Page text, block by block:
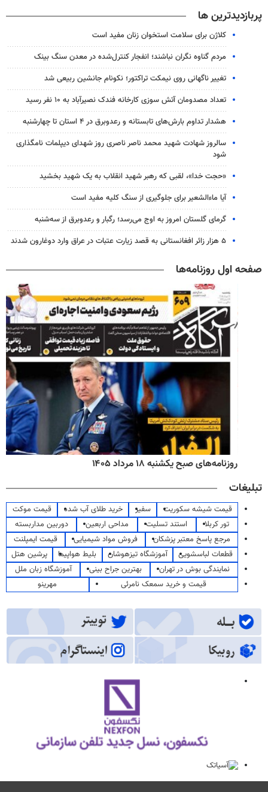
پربازدیدترین ها
کلاژن برای سلامت استخوان زنان مفید است
مردم گناوه نگران نباشند؛ انفجار کنترل‌شده در معدن سنگ بینک
تغییر ناگهانی روی نیمکت تراکتور؛ نکونام جانشین ربیعی شد
تعداد مصدومان آتش سوزی کارخانه فندک نصیرآباد به ۱۰ نفر رسید
هشدار تداوم بارش‌های تابستانه و رعدوبرق در ۴ استان تا چهارشنبه
سالروز شهادت شهید محمد ناصر ناصری روز شهدای دیپلمات نامگذاری
شود
«حجت خدا»، لقبی که رهبر شهید انقلاب به یک شهید بخشید
آیا ماءالشعیر برای جلوگیری از سنگ کلیه مفید است
گرمای گلستان امروز به اوج می‌رسد؛ رگبار و رعدوبرق از سه‌شنبه
۵ هزار زائر افغانستانی به قصد زیارت عتبات در عراق وارد دوغارون شدند
صفحه اول روزنامه‌ها
روزنامه‌های صبح یکشنبه ۱۸ مرداد ۱۴۰۵
تبلیغات
قیمت شیشه سکوریت سفیر خرید طلای آب شده
قیمت موکت
تور کربلا
استند تسلیت مداحی اربعین
دوربین مداربسته
مرجع پاسخ معتبر پزشکان
فروش مواد شیمیایی
قیمت ایمپلنت
قطعات لباسشویی
آموزشگاه تیزهوشان بلیط هواپیما
پرشین هتل
نمایندگی بوش در تهران
بهترین جراح بینی
آموزشگاه زبان ملل
قیمت و خرید سمعک نامرئی
مهرینو